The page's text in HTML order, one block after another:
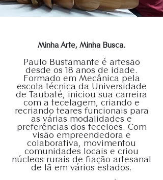
Minha Arte, Minha Busca.
Paulo Bustamante é artesão
desde os 18 anos de idade.
Formado em Mecânica pela
escola técnica da Universidade
de Taubaté, iniciou sua carreira
com a tecelagem, criando e
recriando teares funcionais para
as várias modalidades e
preferências dos tecelões. Com
visão empreendedora e
colaborativa, movimentou
comunidades locais e criou
núcleos rurais de fiação artesanal
de lã em vários estados.